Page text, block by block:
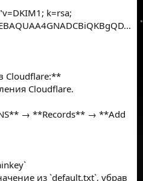
k=rsa;
Cloudflare:**
Cloudflare.
→ **Records** → **Add
из `default.txt`, убрав